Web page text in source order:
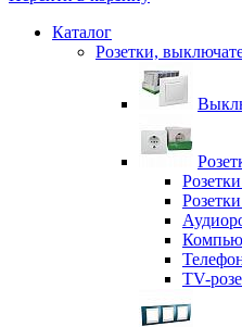
Каталог
Розетки,
TV-